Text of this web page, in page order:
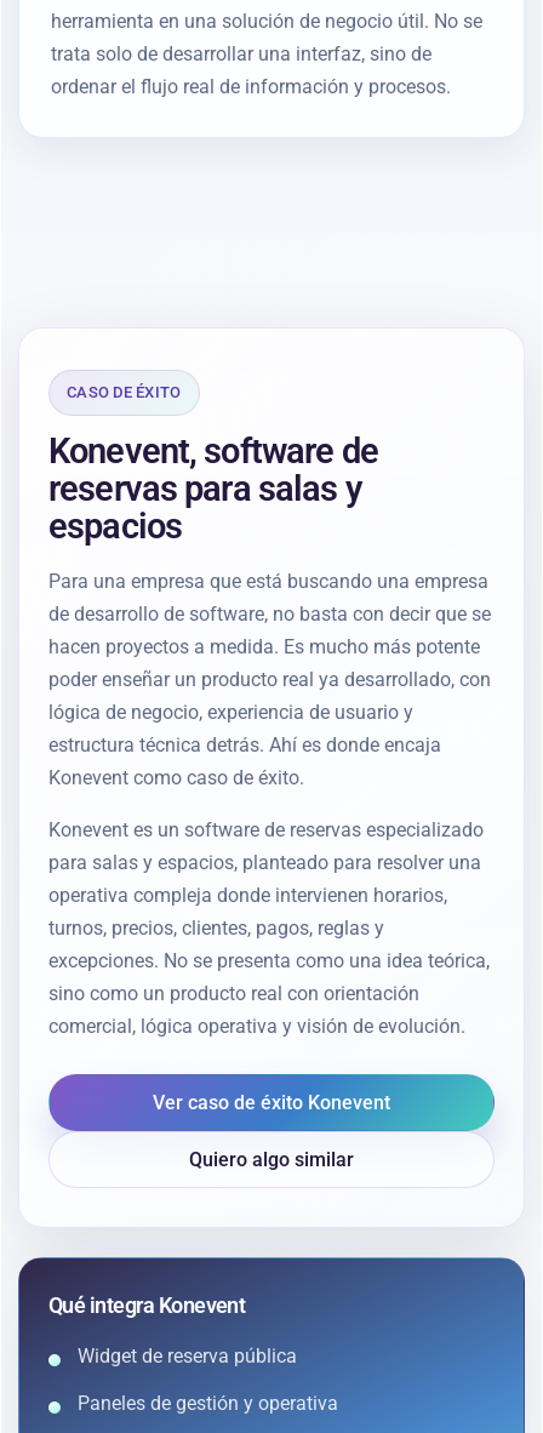
herramienta en una solución de negocio útil. No se
trata solo de desarrollar una interfaz, sino de
ordenar el flujo real de información y procesos.
CASO DE ÉXITO
Konevent, software de
reservas para salas y
espacios
Para una empresa que está buscando una empresa
de desarrollo de software, no basta con decir que se
hacen proyectos a medida. Es mucho más potente
poder enseñar un producto real ya desarrollado, con
lógica de negocio, experiencia de usuario y
estructura técnica detrás. Ahí es donde encaja
Konevent como caso de éxito.
Konevent es un software de reservas especializado
para salas y espacios, planteado para resolver una
operativa compleja donde intervienen horarios,
turnos, precios, clientes, pagos, reglas y
excepciones. No se presenta como una idea teórica,
sino como un producto real con orientación
comercial, lógica operativa y visión de evolución.
Ver caso de éxito Konevent
Quiero algo similar
Qué integra Konevent
Widget de reserva pública
Paneles de gestión y operativa